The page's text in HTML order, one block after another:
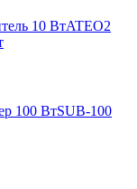
ATEO2
SUB-100